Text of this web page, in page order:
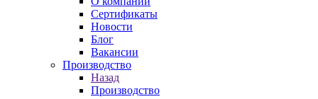
Сертификаты
Новости
Блог
Вакансии
Производство
Назад
Производство